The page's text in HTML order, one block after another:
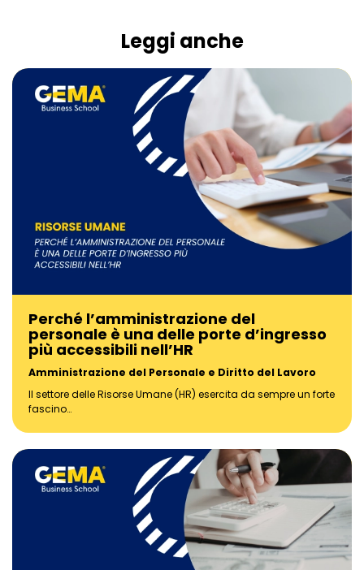
Leggi anche
Perché l’amministrazione del
personale è una delle porte d’ingresso
più accessibili nell’HR
Amministrazione del Personale e Diritto del Lavoro
Il settore delle Risorse Umane (HR) esercita da sempre un forte
fascino…